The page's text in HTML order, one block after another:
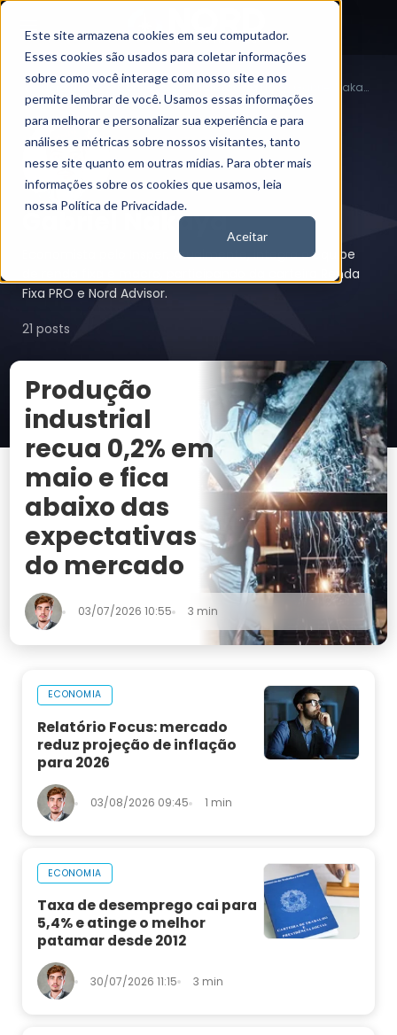
Este site armazena cookies em seu computador.
Esses cookies são usados para coletar informações
sobre como você interage com nosso site e nos
permite lembrar de você. Usamos essas informações
para melhorar e personalizar sua experiência e para
análises e métricas sobre nossos visitantes, tanto
nesse site quanto em outras mídias. Para obter mais
informações sobre os cookies que usamos, leia
nossa Política de Privacidade.
Aceitar
Conheça os analistas da Nord Gabriel Nakaya
Gabriel Nakaya
Economista pelo Insper. Atualmente, integra a equipe
de renda fixa e macro, participando da carteira Renda
Fixa PRO e Nord Advisor.
21 posts
Produção
industrial
recua 0,2% em
maio e fica
abaixo das
expectativas
do mercado
03/07/2026 10:55 3 min
ECONOMIA
Relatório Focus: mercado
reduz projeção de inflação
para 2026
03/08/2026 09:45 1 min
ECONOMIA
Taxa de desemprego cai para
5,4% e atinge o melhor
patamar desde 2012
30/07/2026 11:15 3 min